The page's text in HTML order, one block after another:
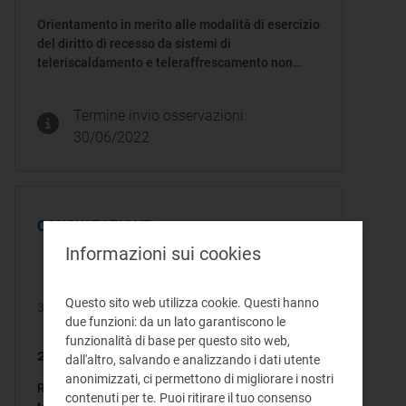
Orientamento in merito alle modalità di esercizio
del diritto di recesso da sistemi di
teleriscaldamento e teleraffrescamento non
Termine invio osservazioni:
30/06/2022
CONSULTAZIONE
31/05/2022
244/2022/R/tlr
Requisiti minimi dei misuratori del servizio di
Informazioni sui cookies
Questo sito web utilizza cookie. Questi hanno
due funzioni: da un lato garantiscono le
funzionalità di base per questo sito web,
dall'altro, salvando e analizzando i dati utente
anonimizzati, ci permettono di migliorare i nostri
contenuti per te. Puoi ritirare il tuo consenso